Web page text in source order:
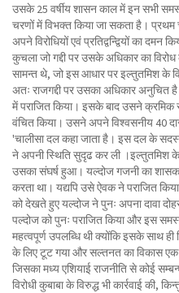
उसके 25 वर्षीय शासन काल में इन सभी
चरणों में विभक्त किया जा सकता है।
अपने विरोधियों एवं प्रतिद्वन्द्वियों का
कुचला जो गद्दी पर उसके अधिकार का
सामन्त थे, जो इस आधार पर इल्तुतमिश के
अतः राजगद्दी पर उसका अधिकार अनुचित
में पराजित किया। इसके बाद उसने क्रमिक
वंचित किया। उसने अपने विश्वसनीय 40
'चालीसा दल कहा जाता है। इस दल के
ने अपनी स्थिति सुदृढ कर ली ।इल्तुतमिश के
उसका संघर्ष हुआ। यल्दोज गजनी का शासक
करता था। यद्यपि उसे ऐवक ने पराजित
को देखते हुए यल्दोज ने पुनः अपना दावा
पल्दोज को पुनः पराजित किया और इस
महत्वपूर्ण उपलब्धि थी क्योंकि इसके साथ
के लिए टूट गया और सल्तनत का विकास
जिसका मध्य एशियाई राजनीति से कोई
विरोधी कुबाबा के विरुद्ध भी कार्रवाई की,